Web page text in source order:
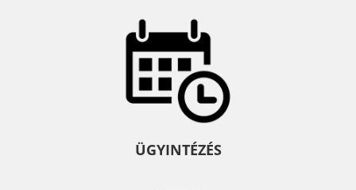
ÜGYINTÉZÉS